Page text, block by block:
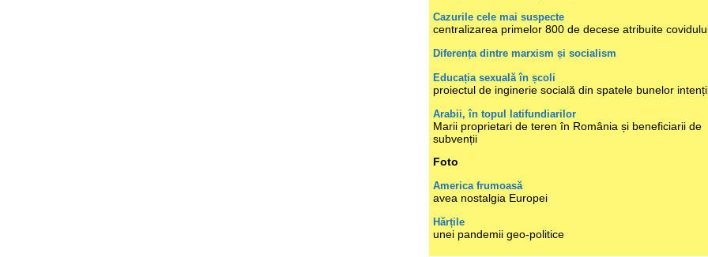
Cazurile cele mai suspecte
centralizarea primelor 800 de decese atribuite
Diferența dintre marxism și socialism
Educația sexuală în școli
proiectul de inginerie socială din spatele bunelor
Arabii, în topul latifundiarilor
Marii proprietari de teren în România și beneficiarii de
subvenții
Foto
America frumoasă
avea nostalgia Europei
Hărțile
unei pandemii geo-politice